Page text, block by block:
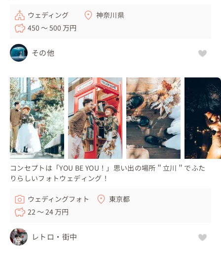
ウェディング
神奈川県
450 〜 500 万円
その他
コンセプトは「YOU BE YOU！」思い出の場所＂立川＂でふた
りらしいフォトウェディング！
ウェディングフォト
東京都
22 〜 24 万円
レトロ・街中